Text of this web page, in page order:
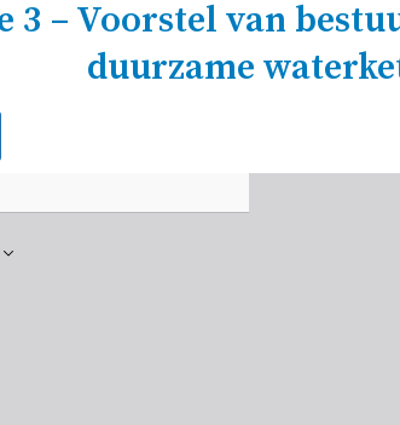
3 – Voorstel van
duurzame